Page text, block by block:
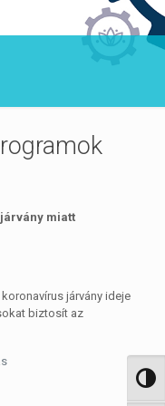
miatt
járvány ideje
biztosít az